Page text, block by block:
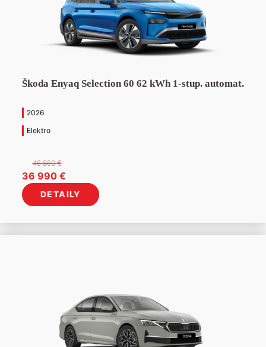
Škoda Enyaq Selection 60 62 kWh 1-stup. automat.
2026
Elektro
46 860€
Pôvodná
cena
bola:
860 €.
36 990 €
cena
je:
990 €.
DETAILY